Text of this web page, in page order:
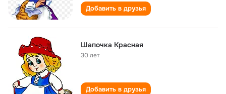
Добавить в друзья
Шапочка Красная
30 лет
Добавить в друзья